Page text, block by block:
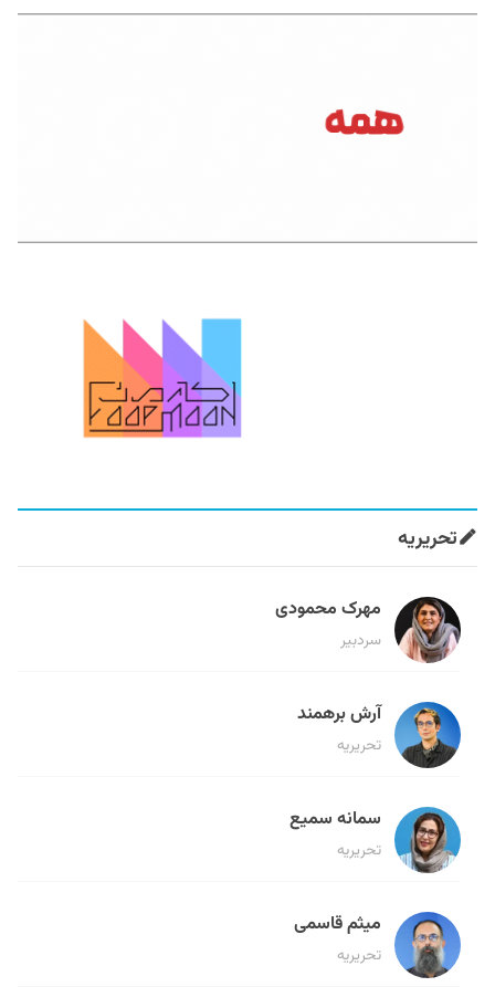
تحریریه
مهرک محمودی
سردبیر
آرش برهمند
تحریریه
سمانه سمیع
تحریریه
میثم قاسمی
تحریریه